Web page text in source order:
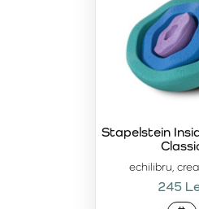
echilibru,
Stapelstein
245